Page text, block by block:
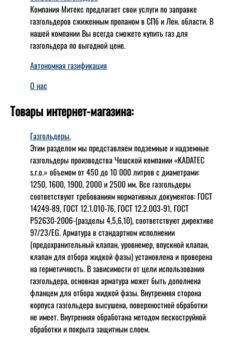
Компания Митекс предлагает свои услуги по заправке
газгольдеров сжиженным пропаном в СПб и Лен. области. В
нашей компании Вы всегда сможете купить газ для
газгольдера по выгодной цене.
Автономная газификация
О нас
Товары интернет-магазина:
Газгольдеры.
Этим разделом мы представляем подземные и надземные
газгольдеры производства Чешской компании «KADATEC
s.r.o.» объемом от 450 до 10 000 литров с диаметрами:
1250, 1600, 1900, 2000 и 2500 мм. Все газгольдеры
соответствуют требованиям нормативных документов: ГОСТ
14249-89, ГОСТ 12.1.010-76, ГОСТ 12.2.003-91, ГОСТ
Р52630-2006-(разделы 4,5,6,10), соответствуют директиве
97/23/EG. Арматура в стандартном исполнении
(предохранительный клапан, уровнемер, впускной клапан,
клапан для отбора жидкой фазы) установлена и проверена
на герметичность. В зависимости от цели использования
газгольдера, основная арматура может быть дополнена
фланцем для отбора жидкой фазы. Внутренняя сторона
корпуса газгольдера высушена, поверхностной обработки
не имеет. Внутренняя обработана методом пескоструйной
обработки и покрыта защитным слоем.